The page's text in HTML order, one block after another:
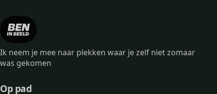
Ik neem je mee naar plekken waar je zelf niet zomaar
was gekomen
Op pad